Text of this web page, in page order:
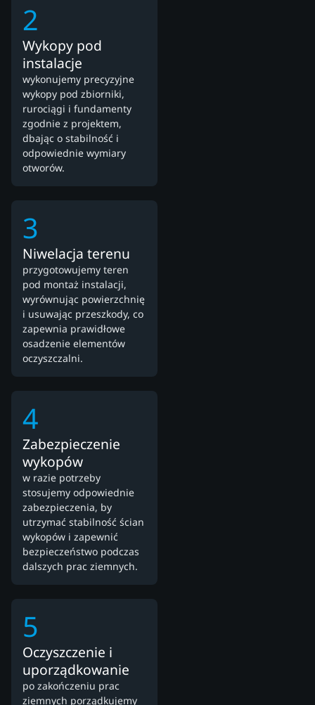
2
Wykopy pod
instalacje
wykonujemy precyzyjne
wykopy pod zbiorniki,
rurociągi i fundamenty
zgodnie z projektem,
dbając o stabilność i
odpowiednie wymiary
otworów.
3
Niwelacja terenu
przygotowujemy teren
pod montaż instalacji,
wyrównując powierzchnię
i usuwając przeszkody, co
zapewnia prawidłowe
osadzenie elementów
oczyszczalni.
4
Zabezpieczenie
wykopów
w razie potrzeby
stosujemy odpowiednie
zabezpieczenia, by
utrzymać stabilność ścian
wykopów i zapewnić
bezpieczeństwo podczas
dalszych prac ziemnych.
5
Oczyszczenie i
uporządkowanie
po zakończeniu prac
ziemnych porządkujemy